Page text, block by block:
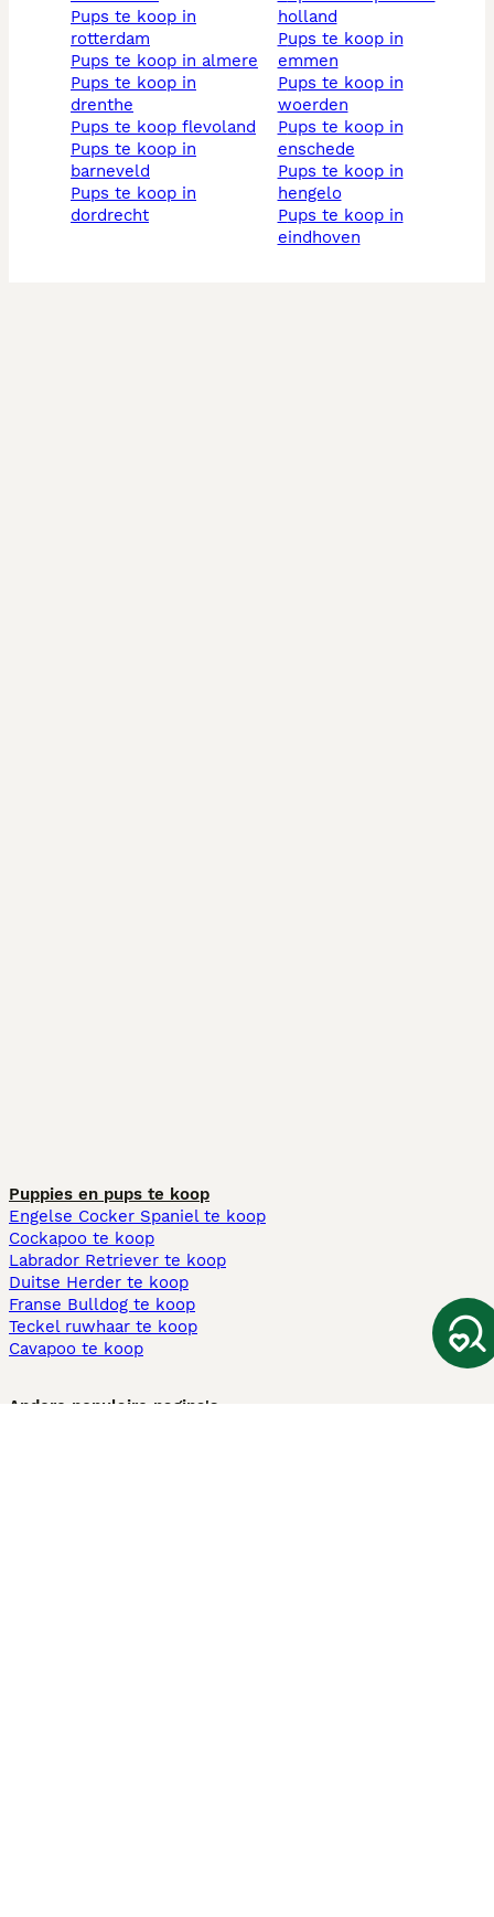
pups te koop in
rotterdam
pups te koop in almere
pups te koop in
drenthe
pups te koop flevoland
pups te koop in
barneveld
pups te koop in
dordrecht
holland
pups te koop in
emmen
pups te koop in
woerden
pups te koop in
enschede
pups te koop in
hengelo
pups te koop in
eindhoven
Puppies en pups te koop
Engelse Cocker Spaniel te koop
Cockapoo te koop
Labrador Retriever te koop
Duitse Herder te koop
Franse Bulldog te koop
Teckel ruwhaar te koop
Cavapoo te koop
Andere populaire pagina's